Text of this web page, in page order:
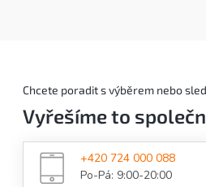
Chcete poradit s výběrem nebo
Vyřešíme to
+420 724 000 088
Po-Pá: 9:00-20:00